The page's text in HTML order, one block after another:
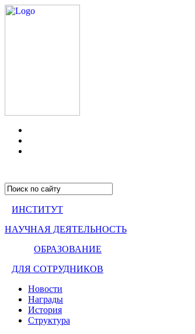
ИНСТИТУТ
НАУЧНАЯ ДЕЯТЕЛЬНОСТЬ
ОБРАЗОВАНИЕ
ДЛЯ СОТРУДНИКОВ
Новости
Награды
История
Структура